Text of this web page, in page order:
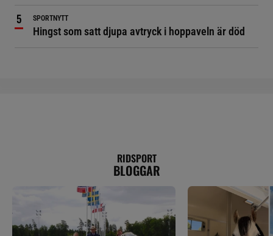
SPORTNYTT
Hingst som satt djupa avtryck i hoppaveln är död
RIDSPORT
BLOGGAR